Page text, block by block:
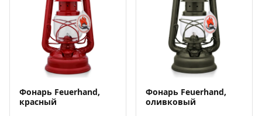
Фонарь Feuerhand,
красный
Фонарь Feuerhand,
оливковый